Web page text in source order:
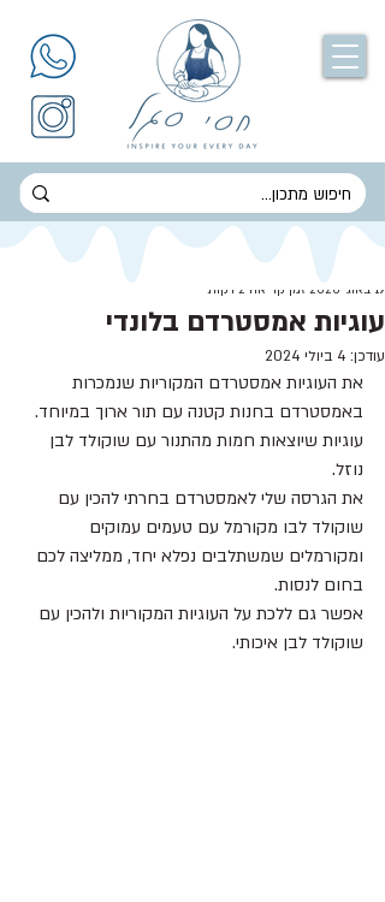
עוגיות אמסטרדם בלונדי
19 באוג׳ 2020
זמן קריאה 2 דקות
עודכן: 4 ביולי 2024
את העוגיות אמסטרדם המקוריות שנמכרות
באמסטרדם בחנות קטנה עם תור ארוך במיוחד.
עוגיות שיוצאות חמות מהתנור עם שוקולד לבן
נוזל.
את הגרסה שלי לאמסטרדם בחרתי להכין עם
שוקולד לבו מקורמל עם טעמים עמוקים
ומקורמלים שמשתלבים נפלא יחד, ממליצה לכם
בחום לנסות.
אפשר גם ללכת על העוגיות המקוריות ולהכין עם
שוקולד לבן איכותי.